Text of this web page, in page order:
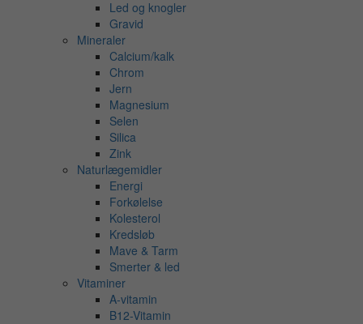
Led og knogler
Gravid
Mineraler
Calcium/kalk
Chrom
Jern
Magnesium
Selen
Silica
Zink
Naturlægemidler
Energi
Forkølelse
Kolesterol
Kredsløb
Mave & Tarm
Smerter & led
Vitaminer
A-vitamin
B12-Vitamin